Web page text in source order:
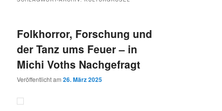
Folkhorror, Forschung und
der Tanz ums Feuer – in
Michi Voths Nachgefragt
Veröffentlicht am26. März 2025